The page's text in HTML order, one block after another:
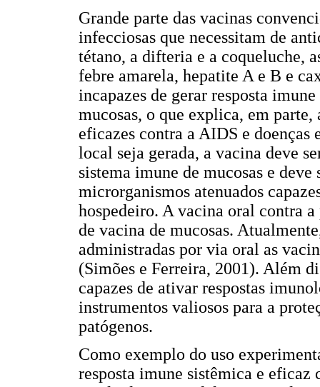
Grande parte das vacinas
infecciosas que necessitam de
tétano, a difteria e a coqueluche,
febre amarela, hepatite A e B e
incapazes de gerar resposta
mucosas, o que explica, em
eficazes contra a AIDS e doenças
local seja gerada, a vacina deve
sistema imune de mucosas e
microrganismos atenuados
hospedeiro. A vacina oral contra
de vacina de mucosas.
administradas por via oral as
(Simões e Ferreira, 2001). Além
capazes de ativar respostas
instrumentos valiosos para a
patógenos.
Como exemplo do uso
resposta imune sistêmica e